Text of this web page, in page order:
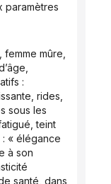
paramètres
:
rides,
sous les
teint
« élégance
à son
santé, dans